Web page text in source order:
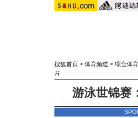
搜狐首页 > 体育频道 > 综合体育
片
游泳世锦赛